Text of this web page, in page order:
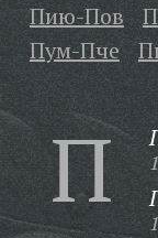
Пию-Пов
Пум-Пче
П